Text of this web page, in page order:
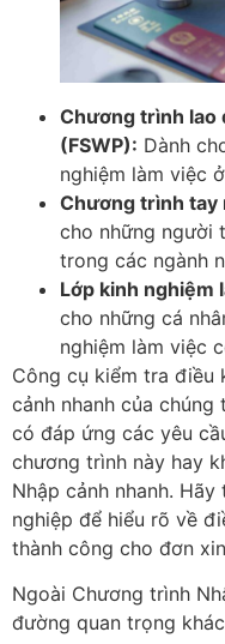
Chương trình lao
(FSWP): Dành
nghiệm làm việc
Chương trình tay
cho những người
trong các ngành
Lớp kinh nghiệm
cho những cá
nghiệm làm việc
Công cụ kiểm tra điều
cảnh nhanh của
có đáp ứng các yêu
chương trình này hay
Nhập cảnh nhanh.
nghiệp để hiểu rõ về
thành công cho đơn
Ngoài Chương trình
đường quan trọng